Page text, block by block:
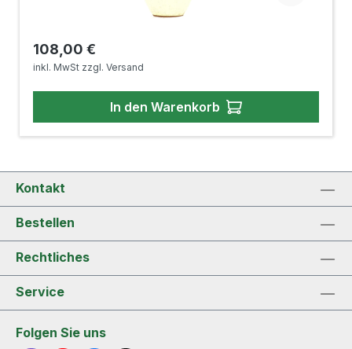
Regulärer Preis:
108,00 €
inkl. MwSt zzgl. Versand
In den Warenkorb
Kontakt
Bestellen
Rechtliches
Service
Folgen Sie uns